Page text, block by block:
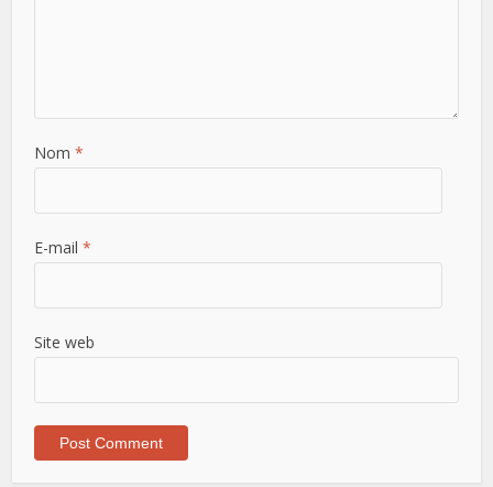
Nom*
E-mail*
Site web